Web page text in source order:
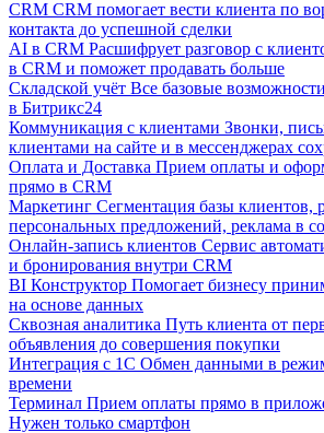
CRM CRM помогает вести клиента по
контакта до успешной сделки
AI в CRM Расшифрует разговор с
в CRM и поможет продавать больше
Складской учёт Все базовые
в Битрикс24
Коммуникация с клиентами Звонки,
клиентами на сайте и в мессенджерах
Оплата и Доставка Прием оплаты и
прямо в CRM
Маркетинг Сегментация базы клиентов,
персональных предложений, реклама в
Онлайн-запись клиентов Сервис
и бронирования внутри CRM
BI Конструктор Помогает бизнесу
на основе данных
Сквозная аналитика Путь клиента от
объявления до совершения покупки
Интеграция с 1С Обмен данными в
времени
Терминал Прием оплаты прямо в
Нужен только смартфон